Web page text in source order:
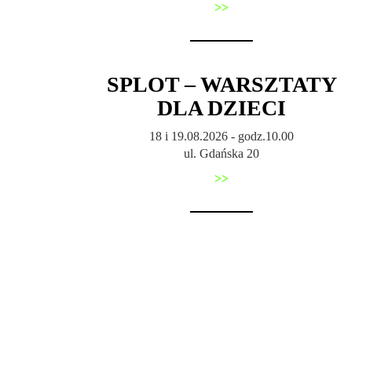
>>
SPLOT – WARSZTATY
DLA DZIECI
18 i 19.08.2026 - godz.10.00
ul. Gdańska 20
>>